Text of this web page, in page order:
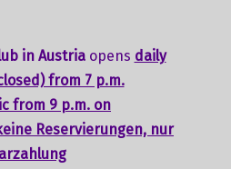
in Austria opens daily
from 7 p.m.
from 9 p.m. on
Reservierungen, nur